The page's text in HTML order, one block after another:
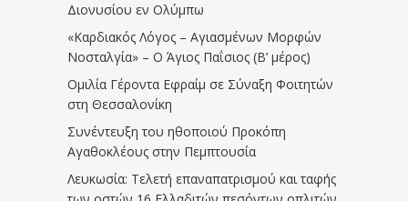
Διονυσίου εν Ολύμπω
«Καρδιακός Λόγος – Αγιασμένων Μορφών
Νοσταλγία» – Ο Άγιος Παΐσιος (Β’ μέρος)
Ομιλία Γέροντα Εφραίμ σε Σύναξη Φοιτητών
στη Θεσσαλονίκη
Συνέντευξη του ηθοποιού Προκόπη
Αγαθοκλέους στην Πεμπτουσία
Λευκωσία: Τελετή επαναπατρισμού και ταφής